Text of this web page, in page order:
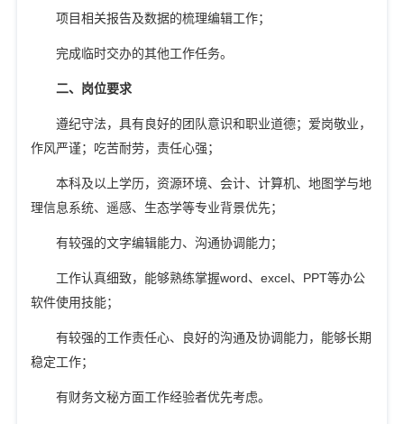
项目相关报告及数据的梳理编辑工作；
完成临时交办的其他工作任务。
二、 岗位要求
遵纪守法，具有良好的团队意识和职业道德；爱岗敬业，
作风严谨；吃苦耐劳，责任心强；
本科及以上学历，资源环境、会计、计算机、地图学与地
理信息系统、遥感、生态学等专业背景优先；
有较强的文字编辑能力、沟通协调能力；
工作认真细致，能够熟练掌握word、excel、 PPT等办公
软件使用技能；
有较强的工作责任心、良好的沟通及协调能力，能够长期
稳定工作；
有财务文秘方面工作经验者优先考虑。